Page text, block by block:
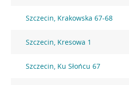
Szczecin, Krakowska 67-68
Szczecin, Kresowa 1
Szczecin, Ku Słońcu 67